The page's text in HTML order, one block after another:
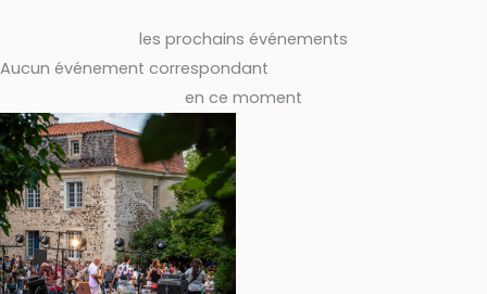
les prochains événements
Aucun événement correspondant
en ce moment